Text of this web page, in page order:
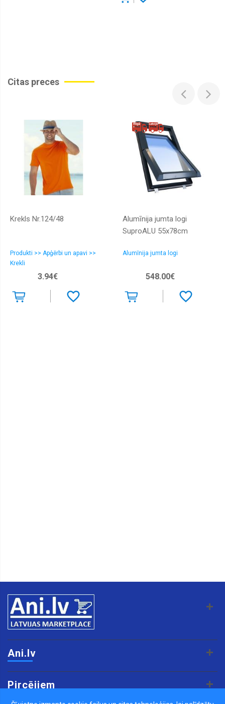
Citas preces
Krekls Nr.124/48
Produkti >> Apģērbi un apavi >>
Krekli
3.94€
Alumīnija jumta logi
SuproALU 55x78cm
Alumīnija jumta logi
548.00€
Ani.lv
Pircējiem